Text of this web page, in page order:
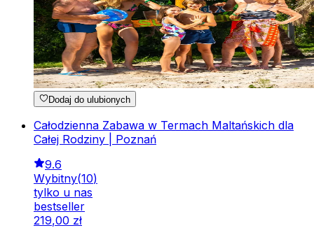
Dodaj do ulubionych
Całodzienna Zabawa w Termach Maltańskich dla
Całej Rodziny | Poznań
9.6
Wybitny(10)
tylko u nas
bestseller
219,00 zł